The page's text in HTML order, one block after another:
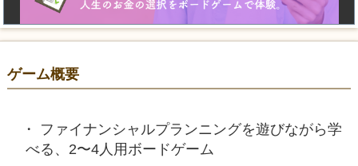
ゲーム概要
ファイナンシャルプランニングを遊びながら学
べる、2〜4人用ボードゲーム